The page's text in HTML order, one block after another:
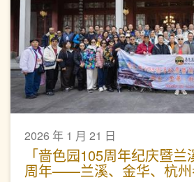
2026 年 1 月 21 日
「啬色园105周年纪庆暨
周年——兰溪、金华、杭州